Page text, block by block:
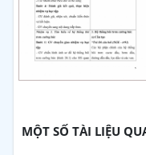
MỘT SỐ TÀI LIỆU